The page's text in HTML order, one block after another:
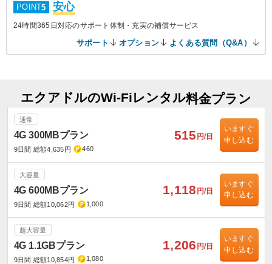
POINT5 安心
24時間365日対応のサポート体制・充実の補償サービス
サポート オプション よくある質問（Q&A）
エクアドルのWi-Fiレンタル料金プラン
通常
4G 300MBプラン
9日間 総額4,635円 460
515 円/日
いますぐ
申し込む
大容量
4G 600MBプラン
9日間 総額10,062円 1,000
1,118 円/日
いますぐ
申し込む
超大容量
4G 1.1GBプラン
9日間 総額10,854円 1,080
1,206 円/日
いますぐ
申し込む